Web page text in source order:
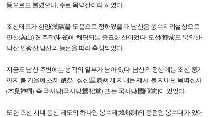
등으로도 불렸으나, 주로 목멱산이라 하였다.
조선태조가 한양(漢陽)을 도읍으로 정하였을 때 남산은 풍수지리설상으로
안산(案山) 겸 주작(朱雀)에 해당되는 중요한 산이었다. 도성(都城)도 북악산·
낙산·인왕산·남산의 능선을 따라 축성되었다.
지금도 남산 주변에는 성곽의 일부가 남아 있다. 남산의 정상에는 조선 중기
까지 봄·가을에 초제[醮祭 : 성신(星辰)에게 지내는 제사]를 지내던 목멱신사
(木覓神祠), 즉 국사당[국사당(國祀堂), 또는 국사당(國師堂)]이 있었다.
또한 조선 시대 통신 제도의 하나인 봉수제(烽燧制)의 종점인 봉수대가 있어